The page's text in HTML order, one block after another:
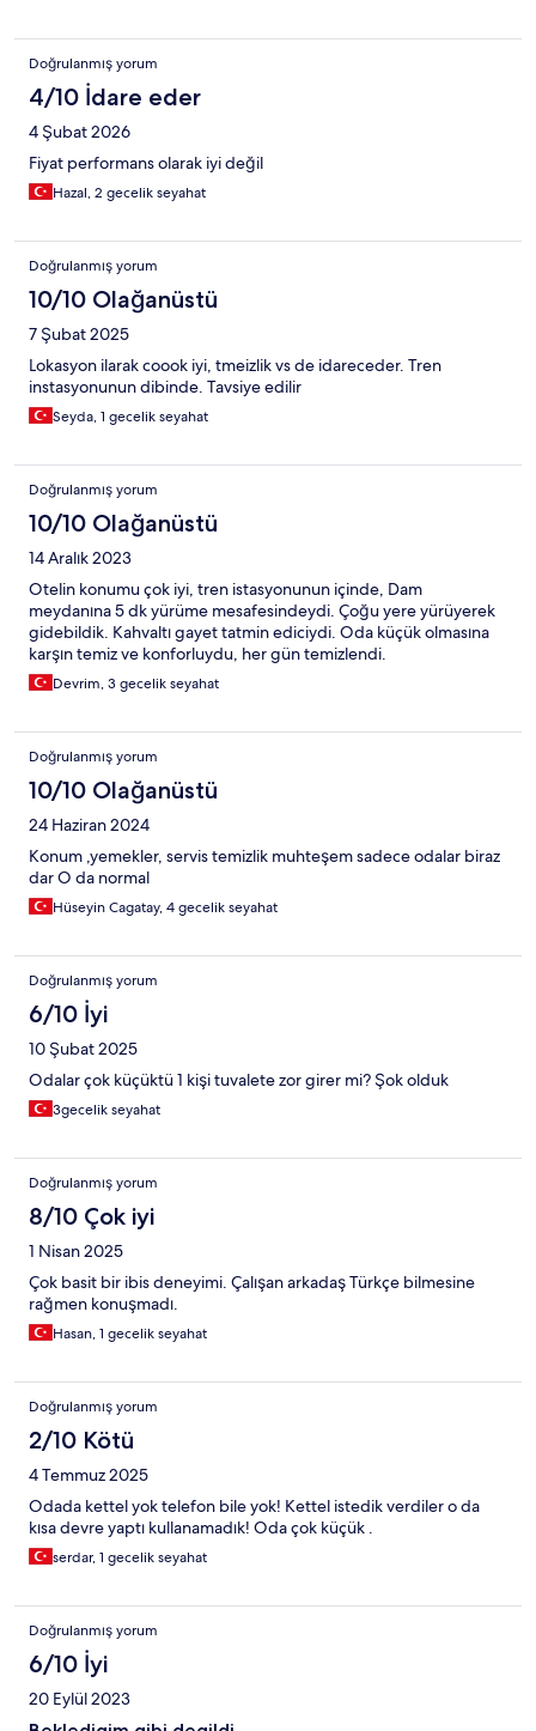
Doğrulanmış yorum
4/10 İdare eder
4 Şubat 2026
Fiyat performans olarak iyi değil
Hazal, 2 gecelik seyahat
Doğrulanmış yorum
10/10 Olağanüstü
7 Şubat 2025
Lokasyon ilarak coook iyi, tmeizlik vs de idareceder. Tren
instasyonunun dibinde. Tavsiye edilir
Seyda, 1 gecelik seyahat
Doğrulanmış yorum
10/10 Olağanüstü
14 Aralık 2023
Otelin konumu çok iyi, tren istasyonunun içinde, Dam
meydanına 5 dk yürüme mesafesindeydi. Çoğu yere yürüyerek
gidebildik. Kahvaltı gayet tatmin ediciydi. Oda küçük olmasına
karşın temiz ve konforluydu, her gün temizlendi.
Devrim, 3 gecelik seyahat
Doğrulanmış yorum
10/10 Olağanüstü
24 Haziran 2024
Konum ,yemekler, servis temizlik muhteşem sadece odalar biraz
dar O da normal
Hüseyin Cagatay, 4 gecelik seyahat
Doğrulanmış yorum
6/10 İyi
10 Şubat 2025
Odalar çok küçüktü 1 kişi tuvalete zor girer mi? Şok olduk
3gecelik seyahat
Doğrulanmış yorum
8/10 Çok iyi
1 Nisan 2025
Çok basit bir ibis deneyimi. Çalışan arkadaş Türkçe bilmesine
rağmen konuşmadı.
Hasan, 1 gecelik seyahat
Doğrulanmış yorum
2/10 Kötü
4 Temmuz 2025
Odada kettel yok telefon bile yok! Kettel istedik verdiler o da
kısa devre yaptı kullanamadık! Oda çok küçük .
serdar, 1 gecelik seyahat
Doğrulanmış yorum
6/10 İyi
20 Eylül 2023